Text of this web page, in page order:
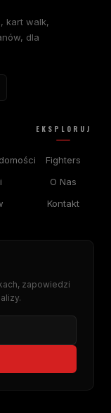
kart walk,
dla
EKSPLORUJ
Fighters
O Nas
Kontakt
zapowiedzi